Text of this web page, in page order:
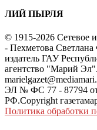
ЛИЙ ПЫРЛЯ
© 1915-2026 Сетевое
- Пехметова Светлана
издатель ГАУ
агентство "Марий
ЭЛ № ФС 77 - 87794 от
РФ.Copyright
Политика обработки